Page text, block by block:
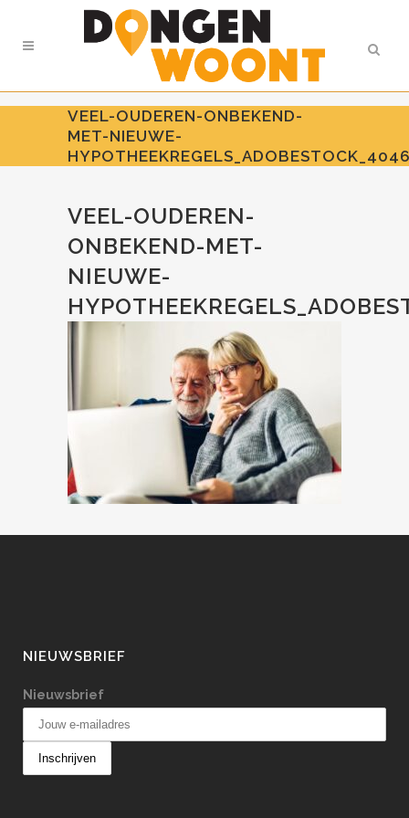
VEEL-OUDEREN-ONBEKEND-
MET-NIEUWE-
VEEL-OUDEREN-
ONBEKEND-MET-
NIEUWE-
NIEUWSBRIEF
Nieuwsbrief